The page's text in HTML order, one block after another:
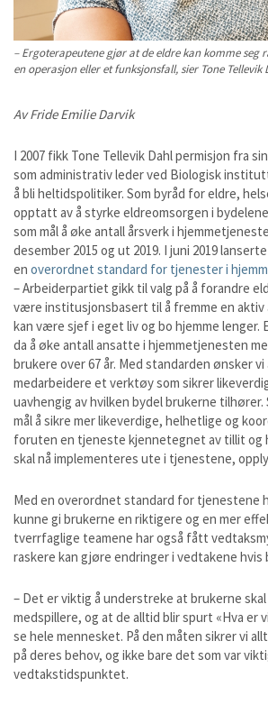
– Ergoterapeutene gjør at de eldre kan komme seg
en operasjon eller et funksjonsfall, sier Tone Tellevik
Av Fride Emilie Darvik
I 2007 fikk Tone Tellevik Dahl permisjon fra
som administrativ leder ved Biologisk
å bli heltidspolitiker. Som byråd for eldre,
opptatt av å styrke eldreomsorgen i
som mål å øke antall årsverk i
desember 2015 og ut 2019. I juni 2019
en overordnet standard for tjenester i
– Arbeiderpartiet gikk til valg på å forandre
være institusjonsbasert til å fremme en aktiv
kan være sjef i eget liv og bo hjemme lenger.
da å øke antall ansatte i hjemmetjenesten
brukere over 67 år. Med standarden ønsker vi
medarbeidere et verktøy som sikrer
uavhengig av hvilken bydel brukerne tilhører.
mål å sikre mer likeverdige, helhetlige og
foruten en tjeneste kjennetegnet av tillit og
skal nå implementeres ute i tjenestene,
Med en overordnet standard for tjenestene
kunne gi brukerne en riktigere og en mer
tverrfaglige teamene har også fått
raskere kan gjøre endringer i vedtakene hvis
– Det er viktig å understreke at brukerne
medspillere, og at de alltid blir spurt «Hva er
se hele mennesket. På den måten sikrer vi
på deres behov, og ikke bare det som var
vedtakstidspunktet.